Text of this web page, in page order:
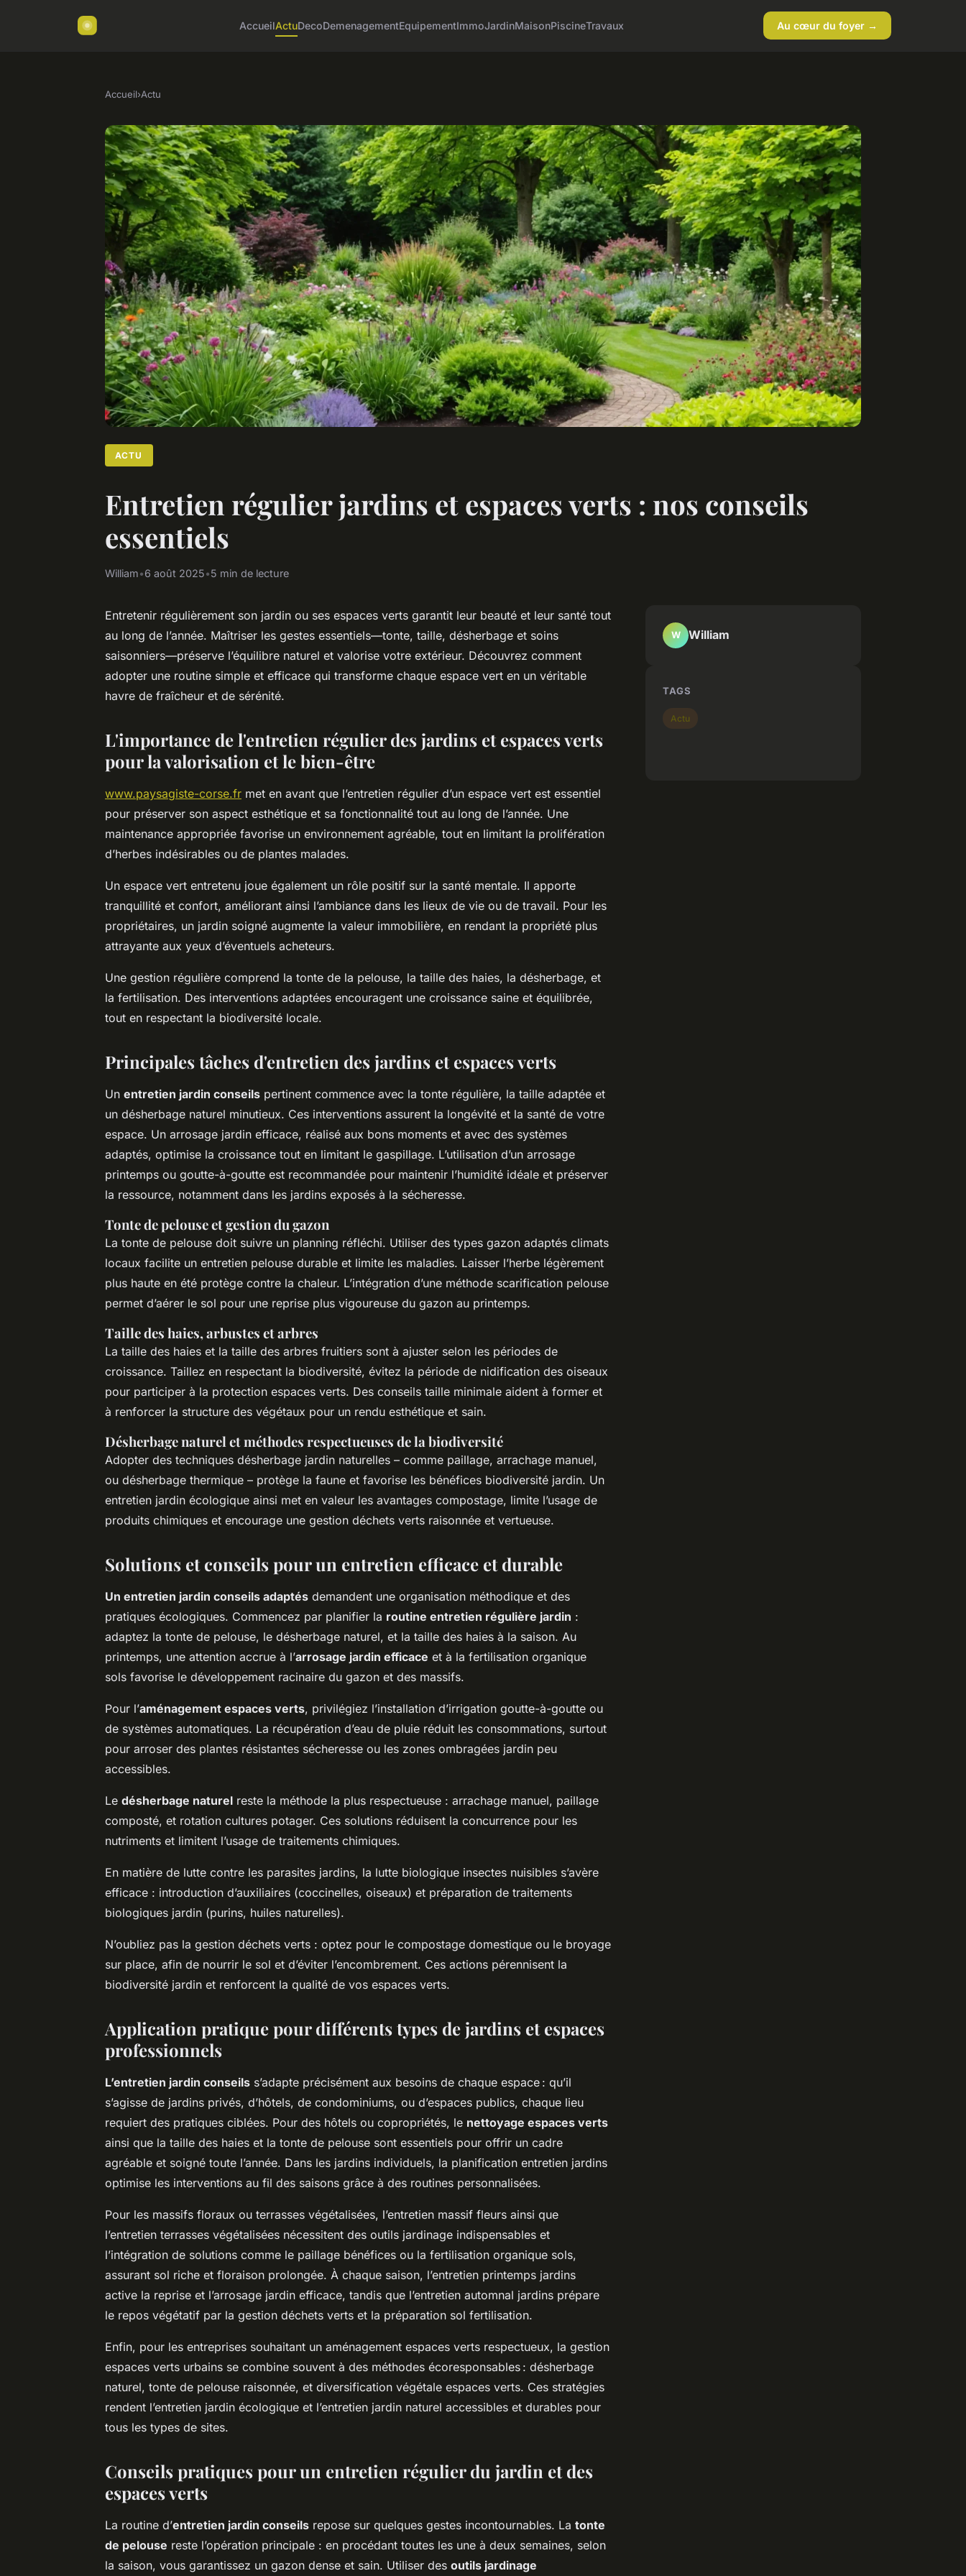
AccueilActuDecoDemenagementEquipementImmoJardinMaisonPiscineTravaux Au cœur du foyer →
Accueil›Actu
ACTU
Entretien régulier jardins et espaces verts : nos conseils
essentiels
William•6 août 2025•5 min de lecture
Entretenir régulièrement son jardin ou ses espaces verts garantit leur beauté et leur santé tout
au long de l’année. Maîtriser les gestes essentiels—tonte, taille, désherbage et soins
saisonniers—préserve l’équilibre naturel et valorise votre extérieur. Découvrez comment
adopter une routine simple et efficace qui transforme chaque espace vert en un véritable
havre de fraîcheur et de sérénité.
L'importance de l'entretien régulier des jardins et espaces verts
pour la valorisation et le bien-être
www.paysagiste-corse.fr met en avant que l’entretien régulier d’un espace vert est essentiel
pour préserver son aspect esthétique et sa fonctionnalité tout au long de l’année. Une
maintenance appropriée favorise un environnement agréable, tout en limitant la prolifération
d’herbes indésirables ou de plantes malades.
Un espace vert entretenu joue également un rôle positif sur la santé mentale. Il apporte
tranquillité et confort, améliorant ainsi l’ambiance dans les lieux de vie ou de travail. Pour les
propriétaires, un jardin soigné augmente la valeur immobilière, en rendant la propriété plus
attrayante aux yeux d’éventuels acheteurs.
Une gestion régulière comprend la tonte de la pelouse, la taille des haies, la désherbage, et
la fertilisation. Des interventions adaptées encouragent une croissance saine et équilibrée,
tout en respectant la biodiversité locale.
Principales tâches d'entretien des jardins et espaces verts
Un entretien jardin conseils pertinent commence avec la tonte régulière, la taille adaptée et
un désherbage naturel minutieux. Ces interventions assurent la longévité et la santé de votre
espace. Un arrosage jardin efficace, réalisé aux bons moments et avec des systèmes
adaptés, optimise la croissance tout en limitant le gaspillage. L’utilisation d’un arrosage
printemps ou goutte-à-goutte est recommandée pour maintenir l’humidité idéale et préserver
la ressource, notamment dans les jardins exposés à la sécheresse.
Tonte de pelouse et gestion du gazon
La tonte de pelouse doit suivre un planning réfléchi. Utiliser des types gazon adaptés climats
locaux facilite un entretien pelouse durable et limite les maladies. Laisser l’herbe légèrement
plus haute en été protège contre la chaleur. L’intégration d’une méthode scarification pelouse
permet d’aérer le sol pour une reprise plus vigoureuse du gazon au printemps.
Taille des haies, arbustes et arbres
La taille des haies et la taille des arbres fruitiers sont à ajuster selon les périodes de
croissance. Taillez en respectant la biodiversité, évitez la période de nidification des oiseaux
pour participer à la protection espaces verts. Des conseils taille minimale aident à former et
à renforcer la structure des végétaux pour un rendu esthétique et sain.
Désherbage naturel et méthodes respectueuses de la biodiversité
Adopter des techniques désherbage jardin naturelles – comme paillage, arrachage manuel,
ou désherbage thermique – protège la faune et favorise les bénéfices biodiversité jardin. Un
entretien jardin écologique ainsi met en valeur les avantages compostage, limite l’usage de
produits chimiques et encourage une gestion déchets verts raisonnée et vertueuse.
Solutions et conseils pour un entretien efficace et durable
Un entretien jardin conseils adaptés demandent une organisation méthodique et des
pratiques écologiques. Commencez par planifier la routine entretien régulière jardin :
adaptez la tonte de pelouse, le désherbage naturel, et la taille des haies à la saison. Au
printemps, une attention accrue à l’arrosage jardin efficace et à la fertilisation organique
sols favorise le développement racinaire du gazon et des massifs.
Pour l’aménagement espaces verts, privilégiez l’installation d’irrigation goutte-à-goutte ou
de systèmes automatiques. La récupération d’eau de pluie réduit les consommations, surtout
pour arroser des plantes résistantes sécheresse ou les zones ombragées jardin peu
accessibles.
Le désherbage naturel reste la méthode la plus respectueuse : arrachage manuel, paillage
composté, et rotation cultures potager. Ces solutions réduisent la concurrence pour les
nutriments et limitent l’usage de traitements chimiques.
En matière de lutte contre les parasites jardins, la lutte biologique insectes nuisibles s’avère
efficace : introduction d’auxiliaires (coccinelles, oiseaux) et préparation de traitements
biologiques jardin (purins, huiles naturelles).
N’oubliez pas la gestion déchets verts : optez pour le compostage domestique ou le broyage
sur place, afin de nourrir le sol et d’éviter l’encombrement. Ces actions pérennisent la
biodiversité jardin et renforcent la qualité de vos espaces verts.
Application pratique pour différents types de jardins et espaces
professionnels
L’entretien jardin conseils s’adapte précisément aux besoins de chaque espace : qu’il
s’agisse de jardins privés, d’hôtels, de condominiums, ou d’espaces publics, chaque lieu
requiert des pratiques ciblées. Pour des hôtels ou copropriétés, le nettoyage espaces verts
ainsi que la taille des haies et la tonte de pelouse sont essentiels pour offrir un cadre
agréable et soigné toute l’année. Dans les jardins individuels, la planification entretien jardins
optimise les interventions au fil des saisons grâce à des routines personnalisées.
Pour les massifs floraux ou terrasses végétalisées, l’entretien massif fleurs ainsi que
l’entretien terrasses végétalisées nécessitent des outils jardinage indispensables et
l’intégration de solutions comme le paillage bénéfices ou la fertilisation organique sols,
assurant sol riche et floraison prolongée. À chaque saison, l’entretien printemps jardins
active la reprise et l’arrosage jardin efficace, tandis que l’entretien automnal jardins prépare
le repos végétatif par la gestion déchets verts et la préparation sol fertilisation.
Enfin, pour les entreprises souhaitant un aménagement espaces verts respectueux, la gestion
espaces verts urbains se combine souvent à des méthodes écoresponsables : désherbage
naturel, tonte de pelouse raisonnée, et diversification végétale espaces verts. Ces stratégies
rendent l’entretien jardin écologique et l’entretien jardin naturel accessibles et durables pour
tous les types de sites.
Conseils pratiques pour un entretien régulier du jardin et des
espaces verts
La routine d’entretien jardin conseils repose sur quelques gestes incontournables. La tonte
de pelouse reste l’opération principale : en procédant toutes les une à deux semaines, selon
la saison, vous garantissez un gazon dense et sain. Utiliser des outils jardinage
W William
TAGS
Actu